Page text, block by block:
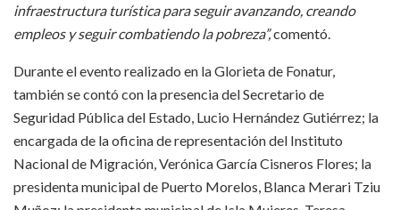
infraestructura turística para seguir avanzando, creando
empleos y seguir combatiendo la pobreza”,comentó.
Durante el evento realizado en la Glorieta de Fonatur,
también se contó con la presencia del Secretario de
Seguridad Pública del Estado, Lucio Hernández Gutiérrez; la
encargada de la oficina de representación del Instituto
Nacional de Migración, Verónica García Cisneros Flores; la
presidenta municipal de Puerto Morelos, Blanca Merari Tziu